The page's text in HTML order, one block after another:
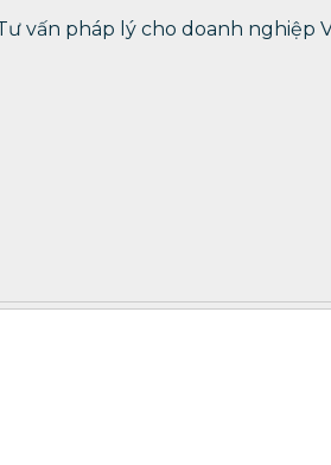
vấn pháp lý cho doanh nghiệp